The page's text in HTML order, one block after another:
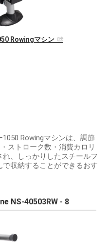
Rowingマシン
Rowingマシンは、調節
ストローク数・消費カロリ
、しっかりしたスチールフ
収納することができるおす
NS-40503RW - 8